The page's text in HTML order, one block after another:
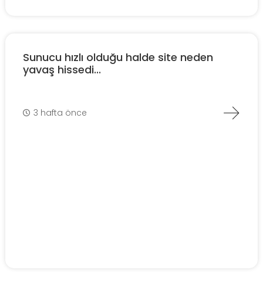
Sunucu hızlı olduğu halde site neden
yavaş hissedi...
3 hafta önce